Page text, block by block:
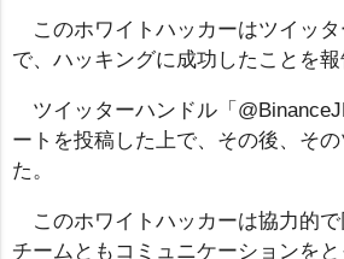
このホワイトハッカーはツイッ
で、ハッキングに成功したことを報
ツイッターハンドル「
ートを投稿した上で、その後、そ
た。
このホワイトハッカーは協力的
チームともコミュニケーションを